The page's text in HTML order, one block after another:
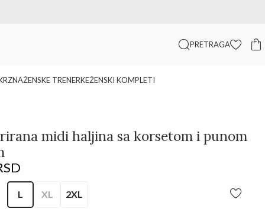
PRETRAGA
ŽENSKE TRENERKEŽENSKI KOMPLETI
midi haljina sa korsetom i punom
L XL 2XL